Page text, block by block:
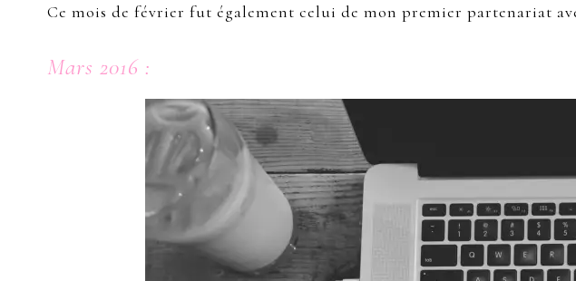
Ce mois de février fut également celui de mon premier partenariat
Mars 2016 :